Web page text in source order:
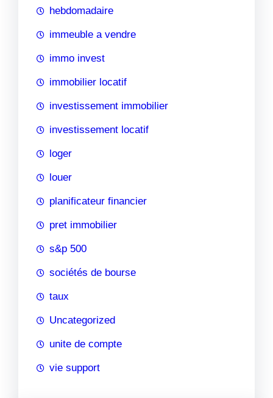
hebdomadaire
immeuble a vendre
immo invest
immobilier locatif
investissement immobilier
investissement locatif
loger
louer
planificateur financier
pret immobilier
s&p 500
sociétés de bourse
taux
Uncategorized
unite de compte
vie support